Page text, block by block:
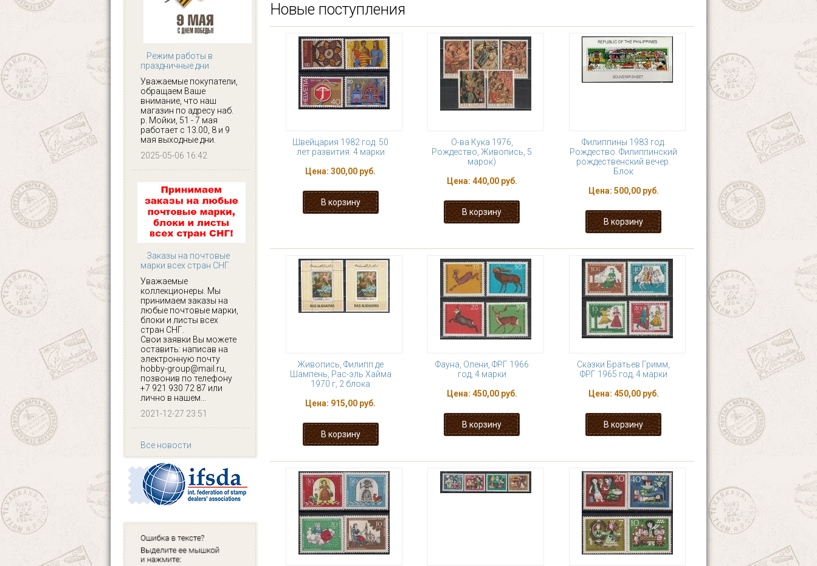
Режим работы в
праздничные дни
Уважаемые покупатели,
обращаем Ваше
внимание, что наш
магазин по адресу наб.
р. Мойки, 51 - 7 мая
работает с 13.00, 8 и 9
мая выходные дни.
2025-05-06 16:42
Заказы на почтовые
марки всех стран СНГ
Уважаемые
коллекционеры. Мы
принимаем заказы на
любые почтовые марки,
блоки и листы всех
стран СНГ.
Свои заявки Вы можете
оставить: написав на
электронную почту
hobby-group@mail.ru,
позвонив по телефону
+7 921 930 72 87 или
лично в нашем...
2021-12-27 23:51
Все новости
Новые поступления
Швейцария 1982 год. 50
лет развития. 4 марки
Цена: 300,00 руб.
О-ва Кука 1976,
Рождество, Живопись, 5
марок)
Цена: 440,00 руб.
Филиппины 1983 год.
Рождество. Филиппинский
рождественский вечер.
Блок
Цена: 500,00 руб.
Живопись, Филипп де
Шампень, Рас-эль Хайма
1970 г, 2 блока
Цена: 915,00 руб.
Фауна, Олени, ФРГ 1966
год, 4 марки
Цена: 450,00 руб.
Сказки Братьев Гримм,
ФРГ 1965 год, 4 марки
Цена: 450,00 руб.